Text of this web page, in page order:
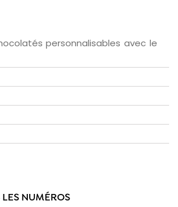
personnalisables avec le
LES NUMÉROS